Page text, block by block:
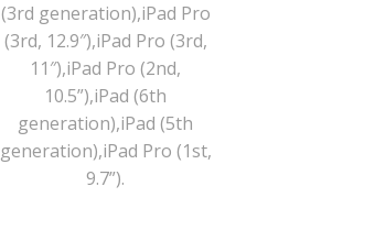
(3rd generation),iPad Pro
(3rd, 12.9″),iPad Pro (3rd,
11″),iPad Pro (2nd,
10.5”),iPad (6th
generation),iPad (5th
generation),iPad Pro (1st,
9.7”).